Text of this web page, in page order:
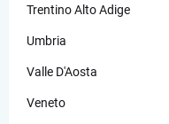
Trentino Alto Adige
Umbria
Valle D'Aosta
Veneto